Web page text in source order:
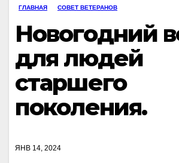
ГЛАВНАЯ СОВЕТ ВЕТЕРАНОВ
Новогодний
для людей
старшего
поколения.
ЯНВ 14, 2024